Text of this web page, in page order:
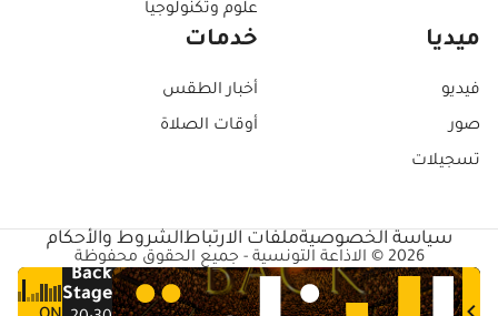
علوم وتكنولوجيا
ميديا
فيديو
صور
تسجيلات
خدمات
أخبار الطقس
أوقات الصلاة
2026 © الاذاعة التونسية - جميع الحقوق محفوظة
سياسة الخصوصيةملفات الارتباطالشروط والأحكام
Back
Stage